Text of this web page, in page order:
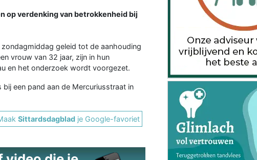
op verdenking van betrokkenheid bij
geleid tot de aanhouding
vrouw van 32 jaar, zijn in hun
en het onderzoek wordt voorgezet.
een pand aan de Mercuriusstraat in
Sittardsdagblad je Google-favoriet